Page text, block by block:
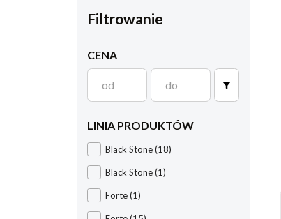
Filtrowanie
CENA
LINIA PRODUKTÓW
Black Stone(18)
Black Stone(1)
Forte(1)